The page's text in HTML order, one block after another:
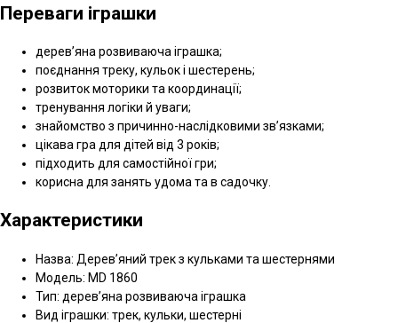
Переваги іграшки
дерев’яна розвиваюча іграшка;
поєднання треку, кульок і шестерень;
розвиток моторики та координації;
тренування логіки й уваги;
знайомство з причинно-наслідковими зв’язками;
цікава гра для дітей від 3 років;
підходить для самостійної гри;
корисна для занять удома та в садочку.
Характеристики
Назва: Дерев’яний трек з кульками та шестернями
Модель: MD 1860
Тип: дерев’яна розвиваюча іграшка
Вид іграшки: трек, кульки, шестерні